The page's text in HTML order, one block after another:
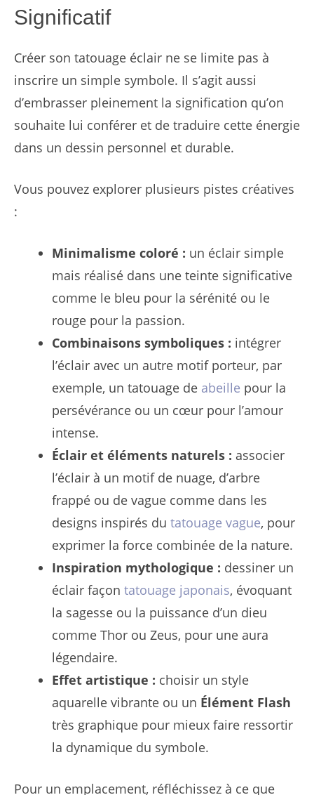
Significatif
Créer son tatouage éclair ne se limite pas à
inscrire un simple symbole. Il s’agit aussi
d’embrasser pleinement la signification qu’on
souhaite lui conférer et de traduire cette énergie
dans un dessin personnel et durable.
Vous pouvez explorer plusieurs pistes créatives
:
Minimalisme coloré : un éclair simple
mais réalisé dans une teinte significative
comme le bleu pour la sérénité ou le
rouge pour la passion.
Combinaisons symboliques : intégrer
l’éclair avec un autre motif porteur, par
exemple, un tatouage de abeille pour la
persévérance ou un cœur pour l’amour
intense.
Éclair et éléments naturels : associer
l’éclair à un motif de nuage, d’arbre
frappé ou de vague comme dans les
designs inspirés du tatouage vague, pour
exprimer la force combinée de la nature.
Inspiration mythologique : dessiner un
éclair façon tatouage japonais, évoquant
la sagesse ou la puissance d’un dieu
comme Thor ou Zeus, pour une aura
légendaire.
Effet artistique : choisir un style
aquarelle vibrante ou un Élément Flash
très graphique pour mieux faire ressortir
la dynamique du symbole.
Pour un emplacement, réfléchissez à ce que